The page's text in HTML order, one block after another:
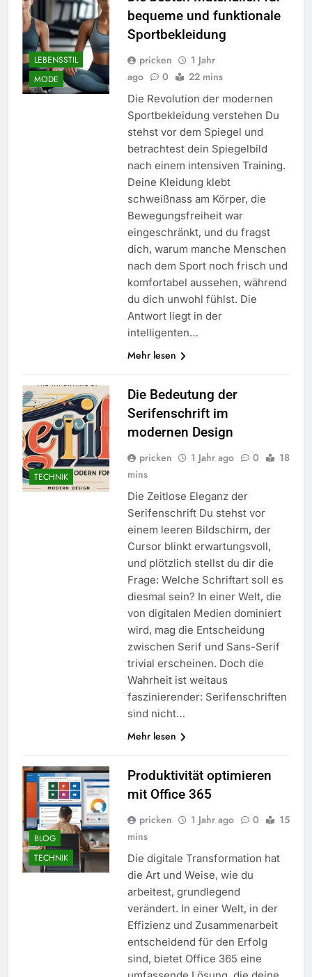
LEBENSSTIL
MODE
bequeme und funktionale
Sportbekleidung
pricken
1 Jahr
ago
0 22 mins
Die Revolution der modernen
Sportbekleidung verstehen Du
stehst vor dem Spiegel und
betrachtest dein Spiegelbild
nach einem intensiven Training.
Deine Kleidung klebt
schweißnass am Körper, die
Bewegungsfreiheit war
eingeschränkt, und du fragst
dich, warum manche Menschen
nach dem Sport noch frisch und
komfortabel aussehen, während
du dich unwohl fühlst. Die
Antwort liegt in der
intelligenten…
Mehr lesen
TECHNIK
Die Bedeutung der
Serifenschrift im
modernen Design
pricken 1 Jahr ago 0
18
mins
Die Zeitlose Eleganz der
Serifenschrift Du stehst vor
einem leeren Bildschirm, der
Cursor blinkt erwartungsvoll,
und plötzlich stellst du dir die
Frage: Welche Schriftart soll es
diesmal sein? In einer Welt, die
von digitalen Medien dominiert
wird, mag die Entscheidung
zwischen Serif und Sans-Serif
trivial erscheinen. Doch die
Wahrheit ist weitaus
faszinierender: Serifenschriften
sind nicht…
Mehr lesen
BLOG
TECHNIK
Produktivität optimieren
mit Office 365
pricken 1 Jahr ago 0
15
mins
Die digitale Transformation hat
die Art und Weise, wie du
arbeitest, grundlegend
verändert. In einer Welt, in der
Effizienz und Zusammenarbeit
entscheidend für den Erfolg
sind, bietet Office 365 eine